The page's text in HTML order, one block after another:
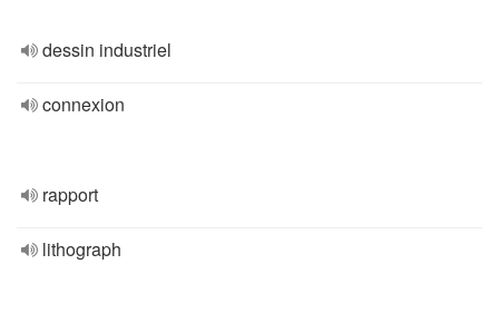
dessin industriel
connexion
rapport
lithograph